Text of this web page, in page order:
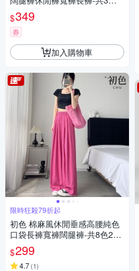
5291(M-2XL可選)
$349
券
加入購物車
限時狂殺79折起
初色 棉麻風休閒垂感高腰純色
口袋長褲寬褲闊腿褲-共8色2款-
35609(M-XL可選)
$299
4.7(1)